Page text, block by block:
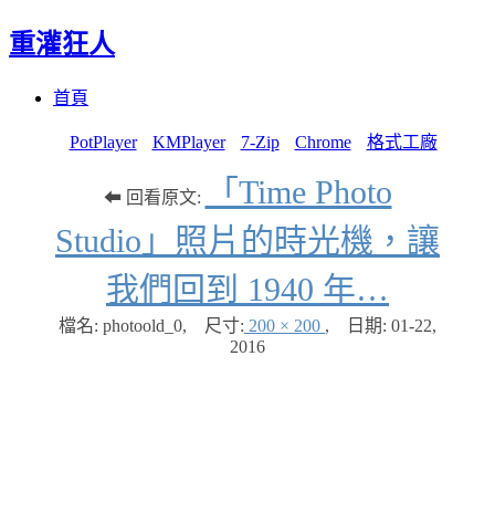
重灌狂人
首頁
PotPlayer KMPlayer 7-Zip Chrome 格式工廠
⬅ 回看原文:
「Time Photo
Studio」照片的時光機，讓
我們回到 1940 年…
檔名: photoold_0, 尺寸: 200 × 200 , 日期: 01-22,
2016